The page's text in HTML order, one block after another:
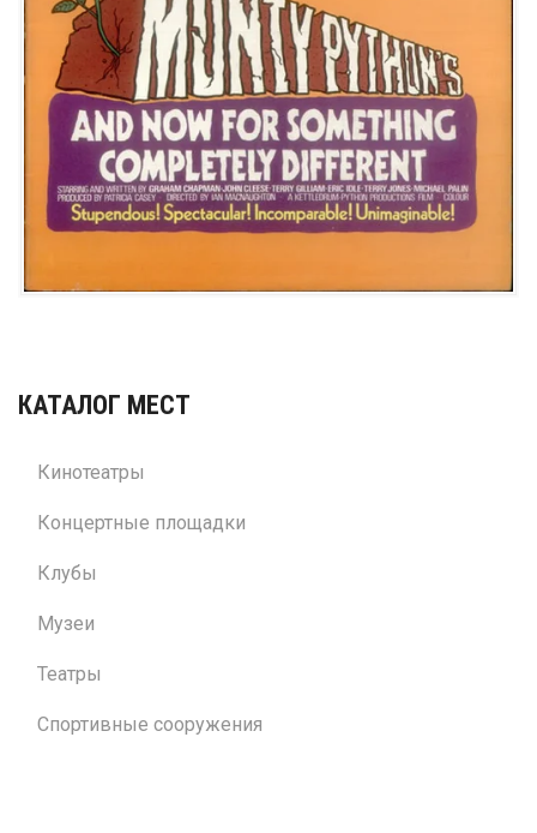
КАТАЛОГ МЕСТ
Кинотеатры
Концертные площадки
Клубы
Музеи
Театры
Спортивные сооружения